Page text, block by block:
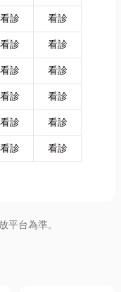
看診
看診
看診
看診
看診
看診
看診
看診
看診
看診
看診 看診
平台為準。